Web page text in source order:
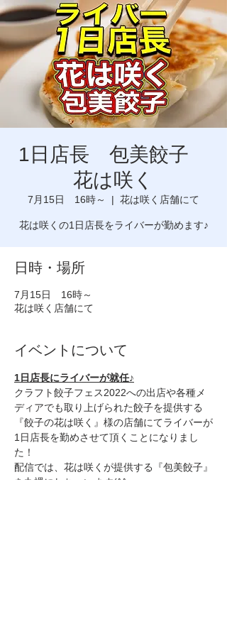
1日店長 包美餃子
花は咲く
7月15日 16時～
  |
花は咲く店舗にて
日時・場所
7月15日 16時～
花は咲く店舗にて
イベントについて
1日店長にライバーが就任♪
クラフト餃子フェス2022への出店や各種メ
ディアでも取り上げられた餃子を提供する
『餃子の花は咲く』様の店舗にてライバーが
1日店長を勤めさせて頂くことになりまし
た！
配信では、花は咲くが提供する『包美餃子』
を丸裸にしちゃいます(^^♪